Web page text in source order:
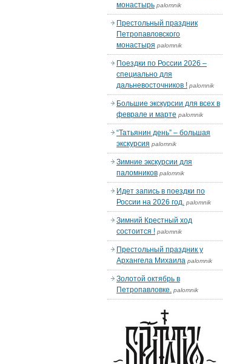
монастырь palomnik
Престольный праздник
Петропавловского
монастыря palomnik
Поездки по России 2026 –
специально для
дальневосточников ! palomnik
Большие экскурсии для всех в
феврале и марте palomnik
“Татьянин день” – большая
экскурсия palomnik
Зимние экскурсии для
паломников palomnik
Идет запись в поездки по
России на 2026 год. palomnik
Зимний Крестный ход
состоится ! palomnik
Престольный праздник у
Архангела Михаила palomnik
Золотой октябрь в
Петропавловке. palomnik